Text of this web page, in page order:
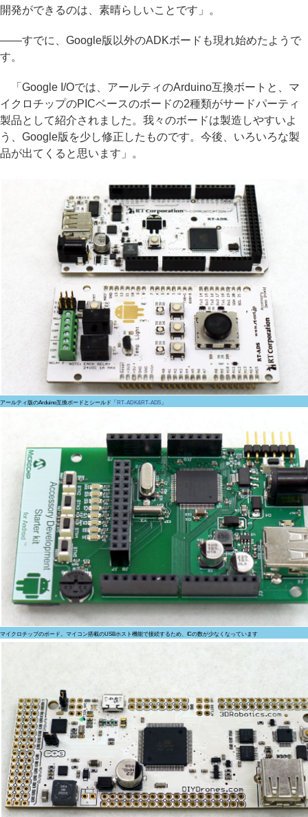
開発ができるのは、素晴らしいことです」。
――すでに、Google版以外のADKボードも現れ始めたようで
す。
「Google I/Oでは、アールティのArduino互換ボートと、マ
イクロチップのPICベースのボードの2種類がサードパーティ
製品として紹介されました。我々のボードは製造しやすいよ
う、Google版を少し修正したものです。今後、いろいろな製
品が出てくると思います」。
アールティ版のArduino互換ボードとシールド「 RT-ADK&RT-ADS 」
マイクロチップのボード。マイコン搭載のUSBホスト機能で接続するため、ICの数が少なくなっています